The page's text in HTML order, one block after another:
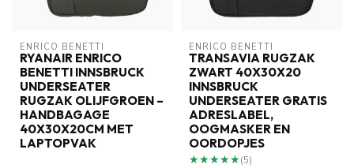
ENRICO BENETTI
RYANAIR ENRICO
BENETTI INNSBRUCK
UNDERSEATER
RUGZAK OLIJFGROEN –
HANDBAGAGE
40X30X20CM MET
LAPTOPVAK
ENRICO BENETTI
TRANSAVIA RUGZAK
ZWART 40X30X20
INNSBRUCK
UNDERSEATER GRATIS
ADRESLABEL,
OOGMASKER EN
OORDOPJES
★★★★★
★★★★★(5)